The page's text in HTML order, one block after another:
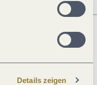
Details zeigen